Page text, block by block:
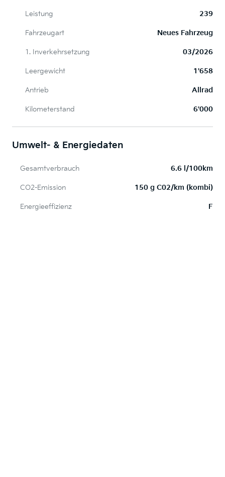
Leistung 239
Fahrzeugart Neues Fahrzeug
1. Inverkehrsetzung 03/2026
Leergewicht 1'658
Antrieb Allrad
Kilometerstand 6'000
Umwelt- & Energiedaten
Gesamtverbrauch 6.6 l/100km
CO2-Emission 150 g C02/km (kombi)
Energieeffizienz F